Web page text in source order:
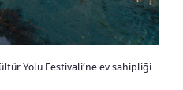
Yolu Festivali’ne ev sahipliği